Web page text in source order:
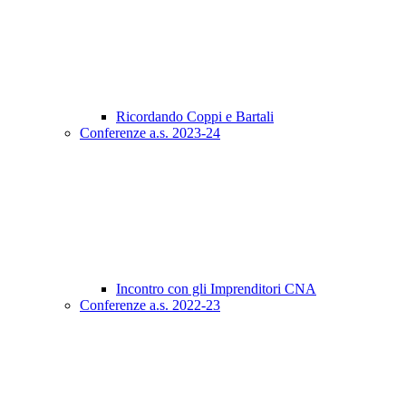
Ricordando Coppi e Bartali
Conferenze a.s. 2023-24
Incontro con gli Imprenditori CNA
Conferenze a.s. 2022-23